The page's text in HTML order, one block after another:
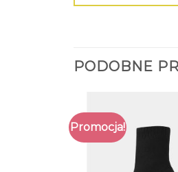
PODOBNE
Promocja!